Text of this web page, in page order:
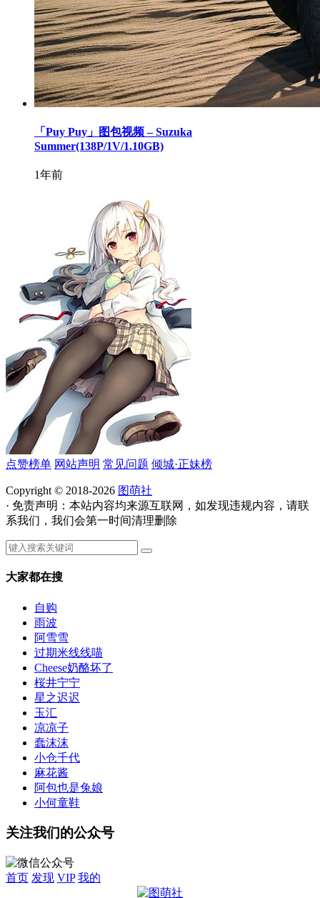
「Puy Puy」图包视频 – Suzuka
Summer(138P/1V/1.10GB)
1年前
点赞榜单 网站声明 常见问题 倾城·正妹榜
Copyright © 2018-2026 图萌社
· 免责声明：本站内容均来源互联网，如发现违规内容，请联
系我们，我们会第一时间清理删除
大家都在搜
自购
雨波
阿雪雪
过期米线线喵
Cheese奶酪坏了
桜井宁宁
星之迟迟
玉汇
凉凉子
蠢沫沫
小仓千代
麻花酱
阿包也是兔娘
小何童鞋
关注我们的公众号
首页 发现 VIP 我的